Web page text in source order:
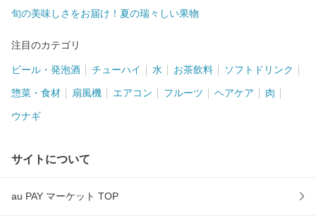
旬の美味しさをお届け！夏の瑞々しい果物
注目のカテゴリ
ビール・発泡酒 チューハイ 水 お茶飲料 ソフトドリンク
惣菜・食材 扇風機 エアコン フルーツ ヘアケア 肉
ウナギ
サイトについて
au PAY マーケット TOP